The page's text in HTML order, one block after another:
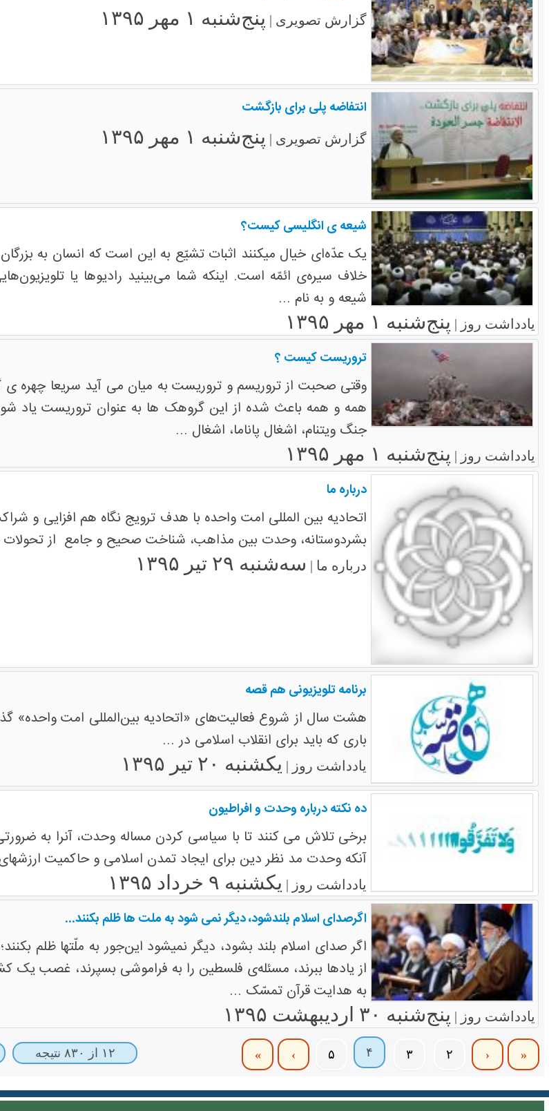
گزارش تصویری | پنج‌شنبه ۱ مهر ۱۳۹۵
انتفاضه پلی برای بازگشت
گزارش تصویری | پنج‌شنبه ۱ مهر ۱۳۹۵
شیعه ی انگلیسی کیست؟
یک عدّه‌ای خیال میکنند اثبات تشیّع به این است که انسان به
خلاف سیره‌ی ائمّه است. اینکه شما می‌بینید رادیوها یا
شیعه و به نام ...
یادداشت روز | پنج‌شنبه ۱ مهر ۱۳۹۵
تروریست کیست ؟
وقتی صحبت از تروریسم و تروریست به میان می آید سریعا
همه و همه باعث شده از این گروهک ها به عنوان تروریست یاد
جنگ ویتنام، اشغال پاناما، اشغال ...
یادداشت روز | پنج‌شنبه ۱ مهر ۱۳۹۵
درباره ما
اتحادیه بین المللی امت واحده با هدف ترویج نگاه هم افزایی و
بشردوستانه، وحدت بین مذاهب، شناخت صحیح و جامع از
درباره ما | سه‌شنبه ۲۹ تیر ۱۳۹۵
برنامه تلویزیونی هم قصه
هشت سال از شروع فعالیت‌های «اتحادیه بین‌المللی امت واحده»
باری که باید برای انقلاب اسلامی در ...
یادداشت روز | یکشنبه ۲۰ تیر ۱۳۹۵
ده نکته درباره وحدت و افراطیون
برخی تلاش می کنند تا با سیاسی کردن مساله وحدت، آنرا به
آنکه وحدت مد نظر دین برای ایجاد تمدن اسلامی و حاکمیت
یادداشت روز | یکشنبه ۹ خرداد ۱۳۹۵
اگرصدای اسلام بلندشود، دیگر نمی شود به ملت ها ظلم بکنند...
اگر صدای اسلام بلند بشود، دیگر نمیشود این‌جور به ملّتها ظلم
از یادها ببرند، مسئله‌ی فلسطین را به فراموشی بسپرند، غصب یک
به هدایت قرآن تمسّک ...
یادداشت روز | پنج‌شنبه ۳۰ اردیبهشت ۱۳۹۵
«
‹ ۲ ۳ ۴ ۵ ›
» ۱۲ از ۸۳۰ نتیجه